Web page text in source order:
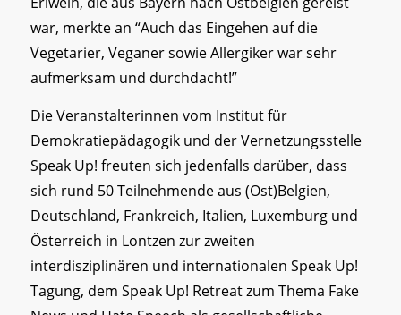
war, merkte an “Auch das Eingehen auf die
Vegetarier, Veganer sowie Allergiker war sehr
aufmerksam und durchdacht!”
Die Veranstalterinnen vom Institut für
Demokratiepädagogik und der Vernetzungsstelle
Speak Up! freuten sich jedenfalls darüber, dass
sich rund 50 Teilnehmende aus (Ost)Belgien,
Deutschland, Frankreich, Italien, Luxemburg und
Österreich in Lontzen zur zweiten
interdisziplinären und internationalen Speak Up!
Tagung, dem Speak Up! Retreat zum Thema Fake